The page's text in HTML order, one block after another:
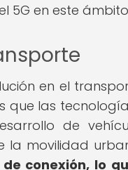
5G en este
en el
las
de
la movilidad
conexión, lo